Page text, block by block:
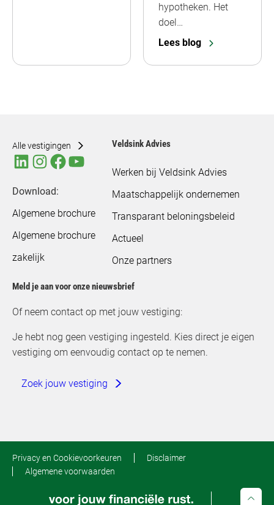
hypotheken. Het
doel…
Lees blog
Alle vestigingen
Download:
Algemene brochure
Algemene brochure
zakelijk
Veldsink Advies
Werken bij Veldsink Advies
Maatschappelijk ondernemen
Transparant beloningsbeleid
Actueel
Onze partners
Meld je aan voor onze nieuwsbrief
Of neem contact op met jouw vestiging:
Je hebt nog geen vestiging ingesteld. Kies direct je eigen
vestiging om eenvoudig contact op te nemen.
Zoek jouw vestiging
Privacy en Cookievoorkeuren
Disclaimer
Algemene voorwaarden